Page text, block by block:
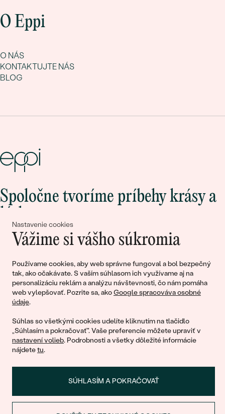
Nastavenie cookies
Vážime si vášho súkromia
Používame cookies, aby web správne fungoval a bol bezpečný
tak, ako očakávate. S vaším súhlasom ich využívame aj na
personalizáciu reklám a analýzu návštevnosti, čo nám pomáha
web vylepšovať. Pozrite sa, akoGoogle spracováva osobné
údaje.
Súhlas so všetkými cookies udelíte kliknutím na tlačidlo
„Súhlasím a pokračovať". Vaše preferencie môžete upraviť v
nastavení volieb. Podrobnosti a všetky dôležité informácie
nájdetetu.
SÚHLASÍM A POKRAČOVAŤ
O Eppi
O NÁS
KONTAKTUJTE NÁS
BLOG
Spoločne tvoríme príbehy krásy a
Pripojte sa k nám!
© 2011 - 2026, Eppi.sk